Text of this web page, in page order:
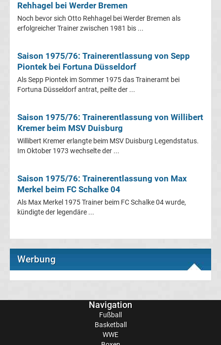
Liga
Liga
DFB-
Champions
Europa
League
Conference
League
Rehhagel bei Werder Bremen
Noch bevor sich Otto Rehhagel bei Werder Bremen als
erfolgreicher Trainer zwischen 1981 bis ...
Saison 1975/76: Trainerentlassung von Sepp
Piontek bei Fortuna Düsseldorf
Als Sepp Piontek im Sommer 1975 das Traineramt bei
Fortuna Düsseldorf antrat, peilte der ...
Saison 1975/76: Trainerentlassung von Willibert
Kremer beim MSV Duisburg
Willibert Kremer erlangte beim MSV Duisburg Legendstatus.
Im Oktober 1973 wechselte der ...
Saison 1975/76: Trainerentlassung von Max
Merkel beim FC Schalke 04
Als Max Merkel 1975 Trainer beim FC Schalke 04 wurde,
kündigte der legendäre ...
Werbung
Navigation
Fußball
Basketball
WWE